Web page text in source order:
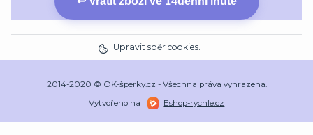
Upravit sběr cookies.
2014-2020 © OK-šperky.cz - Všechna práva vyhrazena.
Vytvořeno na
Eshop-rychle.cz